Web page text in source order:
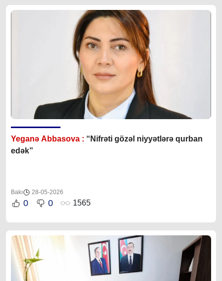
Yeganə Abbasova : “Nifrəti gözəl niyyətlərə qurban
edək”
Bakı 28-05-2026
0 0 1565